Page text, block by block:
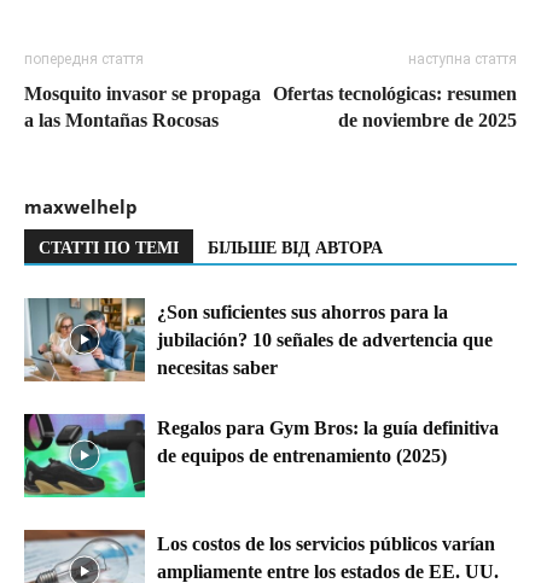
попередня стаття
Mosquito invasor se propaga
a las Montañas Rocosas
наступна стаття
Ofertas tecnológicas: resumen
de noviembre de 2025
maxwelhelp
СТАТТІ ПО ТЕМІ БІЛЬШЕ ВІД АВТОРА
¿Son suficientes sus ahorros para la
jubilación? 10 señales de advertencia que
necesitas saber
Regalos para Gym Bros: la guía definitiva
de equipos de entrenamiento (2025)
Los costos de los servicios públicos varían
ampliamente entre los estados de EE. UU.